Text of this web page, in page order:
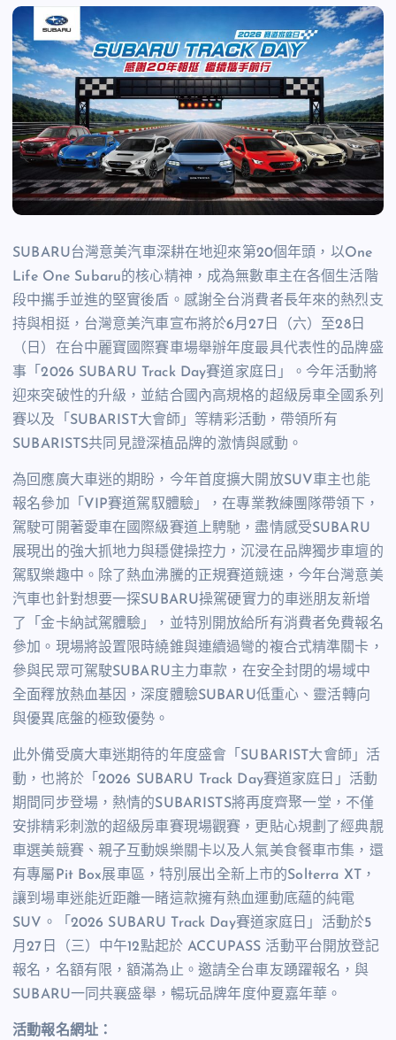
SUBARU台灣意美汽車深耕在地迎來第20個年頭，以One
Life One Subaru的核心精神，成為無數車主在各個生活階
段中攜手並進的堅實後盾。感謝全台消費者長年來的熱烈支
持與相挺，台灣意美汽車宣布將於6月27日（六）至28日
（日）在台中麗寶國際賽車場舉辦年度最具代表性的品牌盛
事「2026 SUBARU Track Day賽道家庭日」。今年活動將
迎來突破性的升級，並結合國內高規格的超級房車全國系列
賽以及「SUBARIST大會師」等精彩活動，帶領所有
SUBARISTS共同見證深植品牌的激情與感動。
為回應廣大車迷的期盼，今年首度擴大開放SUV車主也能
報名參加「VIP賽道駕馭體驗」，在專業教練團隊帶領下，
駕駛可開著愛車在國際級賽道上騁馳，盡情感受SUBARU
展現出的強大抓地力與穩健操控力，沉浸在品牌獨步車壇的
駕馭樂趣中。除了熱血沸騰的正規賽道競速，今年台灣意美
汽車也針對想要一探SUBARU操駕硬實力的車迷朋友新增
了「金卡納試駕體驗」，並特別開放給所有消費者免費報名
參加。現場將設置限時繞錐與連續過彎的複合式精準關卡，
參與民眾可駕駛SUBARU主力車款，在安全封閉的場域中
全面釋放熱血基因，深度體驗SUBARU低重心、靈活轉向
與優異底盤的極致優勢。
此外備受廣大車迷期待的年度盛會「SUBARIST大會師」活
動，也將於「2026 SUBARU Track Day賽道家庭日」活動
期間同步登場，熱情的SUBARISTS將再度齊聚一堂，不僅
安排精彩刺激的超級房車賽現場觀賽，更貼心規劃了經典靚
車選美競賽、親子互動娛樂關卡以及人氣美食餐車市集，還
有專屬Pit Box展車區，特別展出全新上市的Solterra XT，
讓到場車迷能近距離一睹這款擁有熱血運動底蘊的純電
SUV。「2026 SUBARU Track Day賽道家庭日」活動於5
月27日（三）中午12點起於 ACCUPASS 活動平台開放登記
報名，名額有限，額滿為止。邀請全台車友踴躍報名，與
SUBARU一同共襄盛舉，暢玩品牌年度仲夏嘉年華。
活動報名網址：